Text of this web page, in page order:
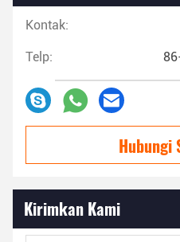
Kontak:
Telp:
Hubungi
Kirimkan Kami